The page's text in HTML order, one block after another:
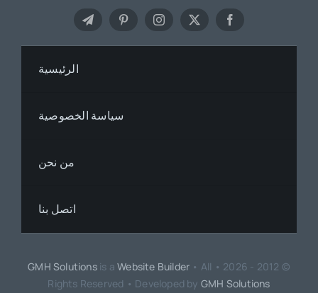
الرئيسية
سياسة الخصوصية
من نحن
اتصل بنا
© 2012 - 2026 •
GMH Solutionsis aWebsite Builder • All
Rights Reserved • Developed by GMH Solutions